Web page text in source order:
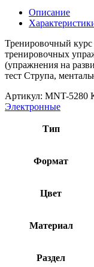
Описание
Тренировочный курс
тренировочных
(упражнения на
тест Струпа,
Артикул: MNT-5280
Электронные
Тип
Формат
Цвет
Материал
Раздел